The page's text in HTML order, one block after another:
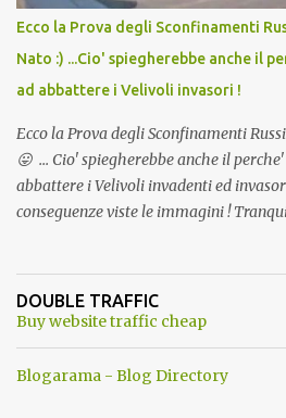
Ecco la Prova degli Sconfinamenti
Nato :) ...Cio' spiegherebbe anche il
ad abbattere i Velivoli invasori !
Ecco la Prova degli Sconfinamenti
😛 ... Cio' spiegherebbe anche il
abbattere i Velivoli invadenti ed
conseguenze viste le immagini !
ancora una fantasia Nato o forse una
una guerra mondiale che difficilmente
DOUBLE TRAFFIC
Buy website traffic cheap
Blogarama - Blog Directory